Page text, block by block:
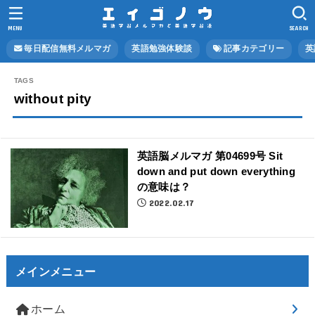
毎日配信無料メルマガ 英語勉強体験談 記事カテゴリー
SEARCH
MENU
without pity
英語脳メルマガ 第04699号 Sit
down and put down everything
の意味は？
2022.02.17
メインメニュー
ホーム